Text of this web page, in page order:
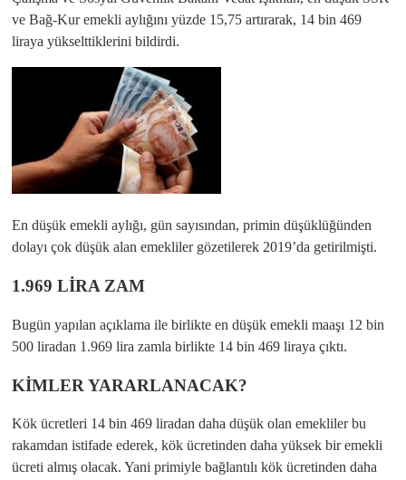
ve Bağ-Kur emekli aylığını yüzde 15,75 artırarak, 14 bin 469
liraya yükselttiklerini bildirdi.
En düşük emekli aylığı, gün sayısından, primin düşüklüğünden
dolayı çok düşük alan emekliler gözetilerek 2019’da getirilmişti.
1.969 LİRA ZAM
Bugün yapılan açıklama ile birlikte en düşük emekli maaşı 12 bin
500 liradan 1.969 lira zamla birlikte 14 bin 469 liraya çıktı.
KİMLER YARARLANACAK?
Kök ücretleri 14 bin 469 liradan daha düşük olan emekliler bu
rakamdan istifade ederek, kök ücretinden daha yüksek bir emekli
ücreti almış olacak. Yani primiyle bağlantılı kök ücretinden daha